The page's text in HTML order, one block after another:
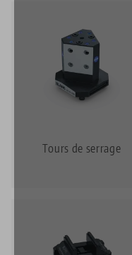
Tours de serrage